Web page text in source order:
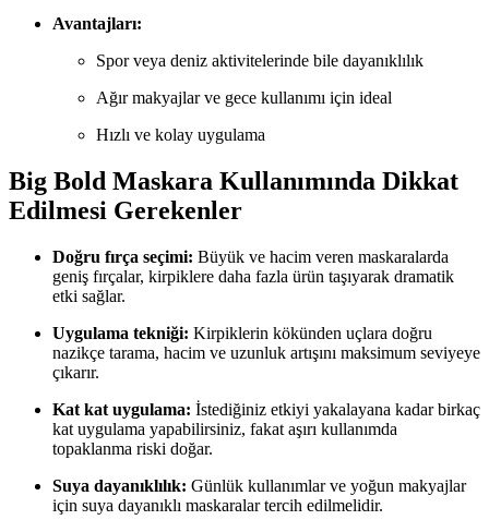
Avantajları:
Spor veya deniz aktivitelerinde bile dayanıklılık
Ağır makyajlar ve gece kullanımı için ideal
Hızlı ve kolay uygulama
Big Bold Maskara Kullanımında Dikkat
Edilmesi Gerekenler
Doğru fırça seçimi: Büyük ve hacim veren maskaralarda
geniş fırçalar, kirpiklere daha fazla ürün taşıyarak dramatik
etki sağlar.
Uygulama tekniği: Kirpiklerin kökünden uçlara doğru
nazikçe tarama, hacim ve uzunluk artışını maksimum seviyeye
çıkarır.
Kat kat uygulama: İstediğiniz etkiyi yakalayana kadar birkaç
kat uygulama yapabilirsiniz, fakat aşırı kullanımda
topaklanma riski doğar.
Suya dayanıklılık: Günlük kullanımlar ve yoğun makyajlar
için suya dayanıklı maskaralar tercih edilmelidir.